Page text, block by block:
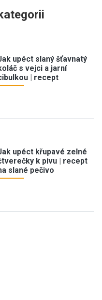
upéct slaný šťavnatý
s vejci a jarní
| recept
upéct křupavé zelné
k pivu | recept
slané pečivo